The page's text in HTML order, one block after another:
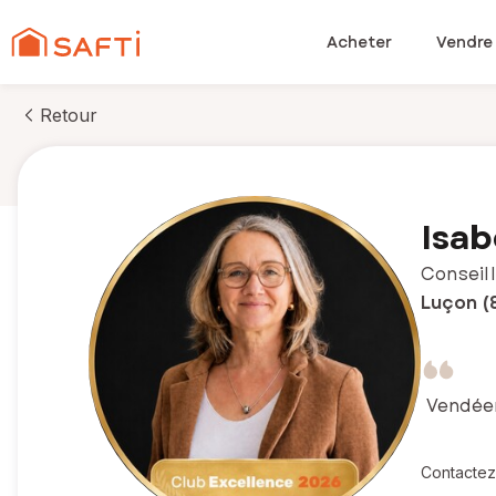
Acheter Vendre
Retour
Luçon